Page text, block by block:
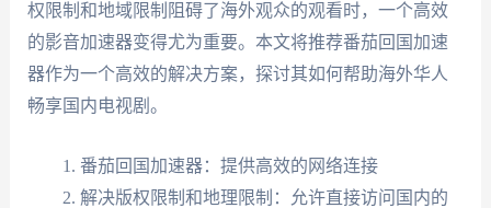
权限制和地域限制阻碍了海外观众的观看时，一个高效
的影音加速器变得尤为重要。本文将推荐番茄回国加速
器作为一个高效的解决方案，探讨其如何帮助海外华人
畅享国内电视剧。
番茄回国加速器：提供高效的网络连接
解决版权限制和地理限制：允许直接访问国内的